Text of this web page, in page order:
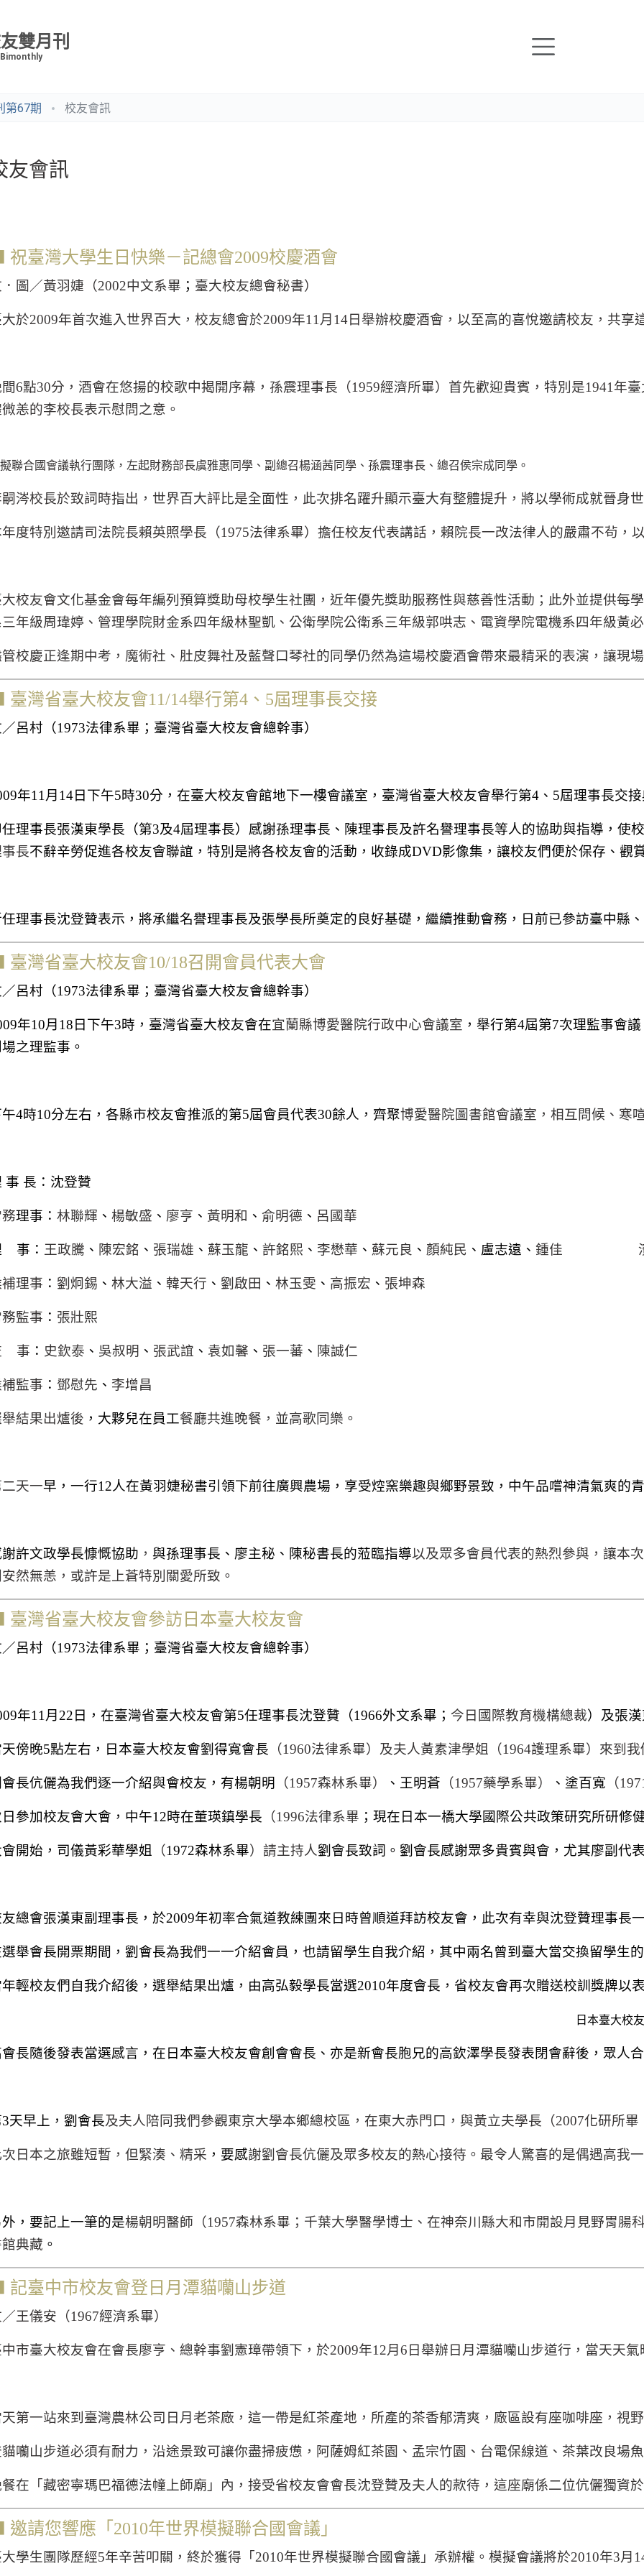
雙月刊
第67期 校友會訊
友會訊
祝臺灣大學生日快樂－記總會2009校慶酒會
圖／黃羽婕（2002中文系畢 ； 臺大校友總會秘書）
於2009年首次進入世界百大，校友總會於2009年11 月 14日舉辦校慶酒會，以至高的喜悅邀請校友，共
6點30分，酒會在悠揚的校歌中揭開序幕，孫震理事長（1959經濟所畢）首先歡迎貴賓，特別是1941 年
恙的李校長表示慰問之意。
聯合國會議執行團隊，左起財務部長虞雅惠同學、副總召楊涵茜同學、孫震理事長、總召侯宗成同學。
涔校長於致詞時指出，世界百大評比是全面性，此次排名躍升顯示臺大有整體提升，將以學術成就晉
度特別邀請司法院長賴英照學長（1975法律系畢）擔任校友代表講話，賴院長一改法律人的嚴肅不茍
校友會文化基金會每年編列預算獎助母校學生社團，近年優先獎助服務性與慈善性活動；此外並提供每
年級周瑋婷、管理學院財金系四年級林聖凱、公衛學院公衛系三年級郭哄志、電資學院電機系四年級黃
校慶正逢期中考，魔術社、肚皮舞社及藍聲口琴社的同學仍然為這場校慶酒會帶來最精采的表演，讓
臺灣省臺大校友會11/14舉行第4 、 5屆理事長交接
呂村 （1973法律系畢；臺灣省臺大校友會總幹事）
年11 月 14日下午5時30分，在臺大校友會館地下一樓會議室，臺灣省臺大校友會舉行第4 、 5屆理事長交
理事長張漢東學長（第3及4屆理事長）感謝孫理事長、陳理事長及許名譽理事長等人的協助與指導，使
長不辭辛勞促進各校友會聯誼，特別是將各校友會的活動，收錄成DVD影像集，讓校友們便於保存、觀
理事長沈登贊表示，將承繼名譽理事長及張學長所奠定的良好基礎，繼續推動會務，日前已參訪臺中
臺灣省臺大校友會10/18召開會員代表大會
呂村 （1973法律系畢；臺灣省臺大校友會總幹事）
年10月 18日下午3時，臺灣省臺大校友會在宜蘭縣博愛醫院行政中心會議室 ，舉行第4屆第7次理監事會
之理監事。
4時10分左右，各縣市校友會推派的第5屆會員代表30餘人，齊聚博愛醫院圖書館會議室，相互問候、寒
事 長：沈登贊
理事： 林聯輝 、 楊敏盛 、 廖亨 、 黃明和 、 俞明德 、 呂國華
事： 王政騰 、 陳宏銘 、 張瑞雄 、 蘇玉龍 、 許銘熙 、 李懋華 、 蘇元良 、 顏純民 、盧志遠、 鍾佳
理事 ： 劉炯錫 、 林大溢 、 韓天行 、 劉啟田 、 林玉雯 、 高振宏 、 張坤森
監事 ： 張壯熙
事 ： 史欽泰 、 吳叔明 、 張武誼 、 袁如馨 、 張一蕃 、 陳誠仁
監事 ： 鄧慰先 、 李增昌
結果出爐後 ，大夥兒在員工餐廳共進晚餐，並高歌同樂。
天一早，一行12人在黃羽婕秘書引領下前往廣興農場，享受焢窯樂趣與鄉野景致，中午品嚐神清氣爽的
許文政學長慷慨協助 ， 與孫理事長、廖主秘、陳秘書長的蒞臨指導以及眾多會員代表的熱烈參與，讓本
然無恙，或許是上蒼特別關愛所致。
臺灣省臺大校友會參訪日本臺大校友會
呂村 （1973法律系畢；臺灣省臺大校友會總幹事）
年11 月 22日，在臺灣省臺大校友會第5任理事長沈登贊（1966外文系畢； 今日國際教育機構總裁）及張
傍晚5點左右，日本臺大校友會劉得寬會長 （1960法律系畢）及夫人黃素津學姐（1964護理系畢）來到我
長伉儷為我們逐一介紹與會校友，有楊朝明 （1957森林系畢） 、王明蒼 （1957藥學系畢） 、塗百寬 （
參加校友會大會，中午12時在董瑛鎮學長 （1996法律系畢 ；現在日本一橋大學國際公共政策研究所研修
開始，司儀黃彩華學姐 （1972森林系畢）請主持人劉會長致詞。劉會長感謝眾多貴賓與會，尤其廖副代
總會張漢東副理事長，於2009年初率合氣道教練團來日時曾順道拜訪校友會，此次有幸與沈登贊理事
舉會長開票期間，劉會長為我們一一介紹會員，也請留學生自我介紹，其中兩名曾到臺大當交換留學
輕校友們自我介紹後，選舉結果出爐，由高弘毅學長當選2010年度會長，省校友會再次贈送校訓獎牌以
日本臺大校
長隨後發表當選感言，在日本臺大校友會創會會長、亦是新會長胞兄的高欽澤學長發表閉會辭後，眾人
3天早上， 劉會長及夫人陪同我們參觀東京大學本鄉總校區，在東大赤門口，與黃立夫學長（2007化研所畢
日本之旅雖短暫，但緊湊、精采 ，要感謝劉會長伉儷及眾多校友的熱心接待。最令人驚喜的是偶遇高我
，要記上一筆的是楊朝明醫師（1957森林系畢；千葉大學醫學博士、在神奈川縣大和市開設月見野胃
典藏 。
記臺中市校友會登日月潭貓囒山步道
王儀安（1967經濟系畢）
市臺大校友會在會長廖亨、總幹事劉憲璋帶領下，於2009年12月 6日舉辦日月潭貓囒山步道行，當天天
第一站來到臺灣農林公司日月老茶廠，這一帶是紅茶產地，所產的茶香郁清爽，廠區設有座咖啡座，視
囒山步道必須有耐力，沿途景致可讓你盡掃疲憊，阿薩姆紅茶園、孟宗竹園、台電保線道、茶葉改良場
在「藏密寧瑪巴福德法幢上師廟」內，接受省校友會會長沈登贊及夫人的款待，這座廟係二位伉儷獨資於
邀請您響應「 2010年世界模擬聯合國會議」
學生團隊歷經5年辛苦叩關，終於獲得「2010年世界模擬聯合國會議」承辦權。模擬會議將於2010年3月